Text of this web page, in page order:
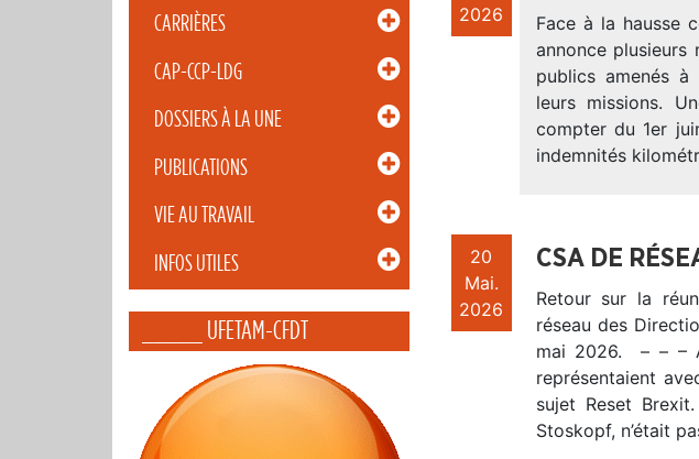
CARRIÈRES
CAP-CCP-LDG
DOSSIERS À LA UNE
PUBLICATIONS
VIE AU TRAVAIL
INFOS UTILES
_____ UFETAM-CFDT
2026
Face à la hausse
annonce plusieurs
publics amenés
leurs missions.
compter du 1er
indemnités
20
Mai.
2026
CSA DE
Retour sur la
réseau des
mai 2026. – – –
représentaient
sujet Reset
Stoskopf, n’était